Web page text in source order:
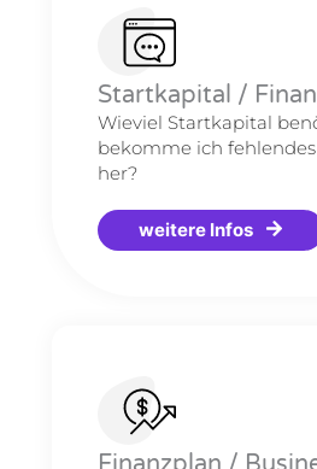
Startkapital /
Wieviel Startkapital
bekomme ich
her?
weitere Infos